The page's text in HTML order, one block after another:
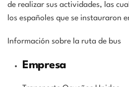
de realizar sus actividades, las
los españoles que se instauraron
Información sobre la ruta de bus
Empresa